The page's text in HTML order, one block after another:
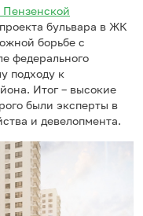
бульвара в ЖК
борьбе с
федерального
подходу к
Итог – высокие
были эксперты в
и девелопмента.